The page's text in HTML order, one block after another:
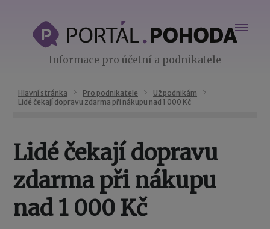
Informace pro účetní a podnikatele
Hlavní stránka Pro podnikatele
Už podnikám
Lidé čekají dopravu zdarma při nákupu nad 1 000 Kč
Lidé čekají dopravu
zdarma při nákupu
nad 1 000 Kč